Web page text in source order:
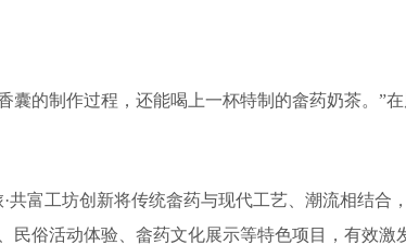
的制作过程，还能喝上一杯特制的畲药奶茶。”在
富工坊创新将传统畲药与现代工艺、潮流相结合
民俗活动体验、畲药文化展示等特色项目，有效激